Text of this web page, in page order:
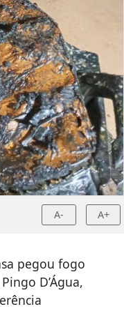
A- A+
pegou fogo
D’Água,